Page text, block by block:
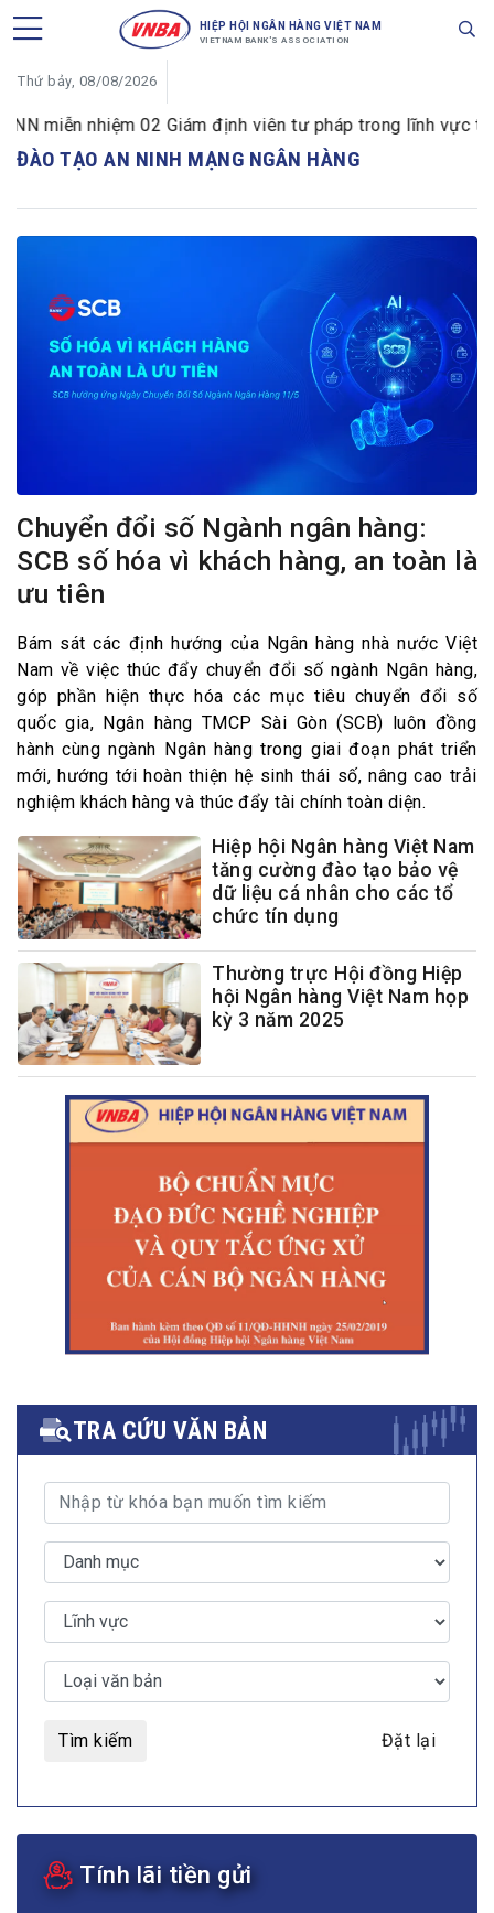
HIỆP HỘI NGÂN HÀNG VIỆT NAM
VIETNAM BANK'S ASSOCIATION
Thứ bảy, 08/08/2026
miễn nhiệm 02 Giám định viên tư pháp trong lĩnh vực tiền
ĐÀO TẠO AN NINH MẠNG NGÂN HÀNG
Chuyển đổi số Ngành ngân hàng:
SCB số hóa vì khách hàng, an toàn là
ưu tiên
Bám sát các định hướng của Ngân hàng nhà nước Việt
Nam về việc thúc đẩy chuyển đổi số ngành Ngân hàng,
góp phần hiện thực hóa các mục tiêu chuyển đổi số
quốc gia, Ngân hàng TMCP Sài Gòn (SCB) luôn đồng
hành cùng ngành Ngân hàng trong giai đoạn phát triển
mới, hướng tới hoàn thiện hệ sinh thái số, nâng cao trải
nghiệm khách hàng và thúc đẩy tài chính toàn diện.
Hiệp hội Ngân hàng Việt Nam
tăng cường đào tạo bảo vệ
dữ liệu cá nhân cho các tổ
chức tín dụng
Thường trực Hội đồng Hiệp
hội Ngân hàng Việt Nam họp
kỳ 3 năm 2025
TRA CỨU VĂN BẢN
Tìm kiếm Đặt lại
Tính lãi tiền gửi